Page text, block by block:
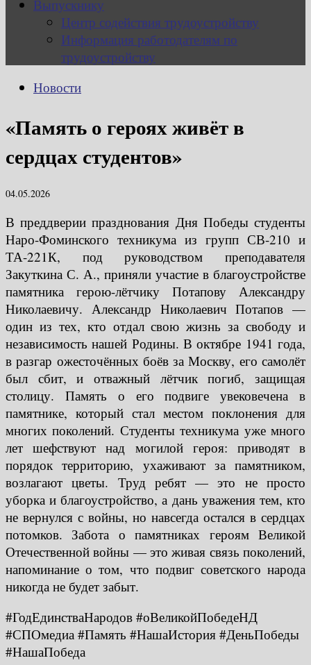
Выпускнику
Центр содействия трудоустройству
Информация работодателям по
трудоустройству
Новости
«Память о героях живёт в
сердцах студентов»
04.05.2026
В преддверии празднования Дня Победы студенты
Наро-Фоминского техникума из групп СВ-210 и
ТА-221К, под руководством преподавателя
Закуткина С. А., приняли участие в благоустройстве
памятника герою-лётчику Потапову Александру
Николаевичу. Александр Николаевич Потапов —
один из тех, кто отдал свою жизнь за свободу и
независимость нашей Родины. В октябре 1941 года,
в разгар ожесточённых боёв за Москву, его самолёт
был сбит, и отважный лётчик погиб, защищая
столицу. Память о его подвиге увековечена в
памятнике, который стал местом поклонения для
многих поколений. Студенты техникума уже много
лет шефствуют над могилой героя: приводят в
порядок территорию, ухаживают за памятником,
возлагают цветы. Труд ребят — это не просто
уборка и благоустройство, а дань уважения тем, кто
не вернулся с войны, но навсегда остался в сердцах
потомков. Забота о памятниках героям Великой
Отечественной войны — это живая связь поколений,
напоминание о том, что подвиг советского народа
никогда не будет забыт.
#ГодЕдинстваНародов #оВеликойПобедеНД
#СПОмедиа #Память #НашаИстория #ДеньПобеды
#НашаПобеда